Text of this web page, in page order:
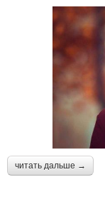
читать дальше →